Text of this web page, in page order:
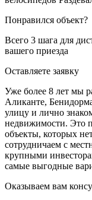
Понравился объект?
Всего 3 шага для
вашего приезда
Оставляете заявку
Уже более 8 лет мы
Аликанте,
улицу и лично
недвижимости. Это
объекты, которых
сотрудничаем с
крупными
самые выгодные
Оказываем вам